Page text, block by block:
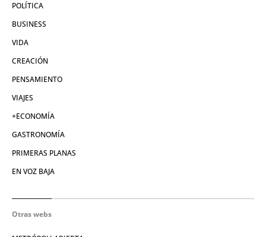
POLÍTICA
BUSINESS
VIDA
CREACIÓN
PENSAMIENTO
VIAJES
+ECONOMÍA
GASTRONOMÍA
PRIMERAS PLANAS
EN VOZ BAJA
Otras webs